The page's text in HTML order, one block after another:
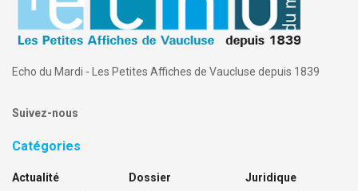
Echo du Mardi - Les Petites Affiches de Vaucluse depuis 1839
Suivez-nous
Catégories
Actualité
Dossier
Juridique